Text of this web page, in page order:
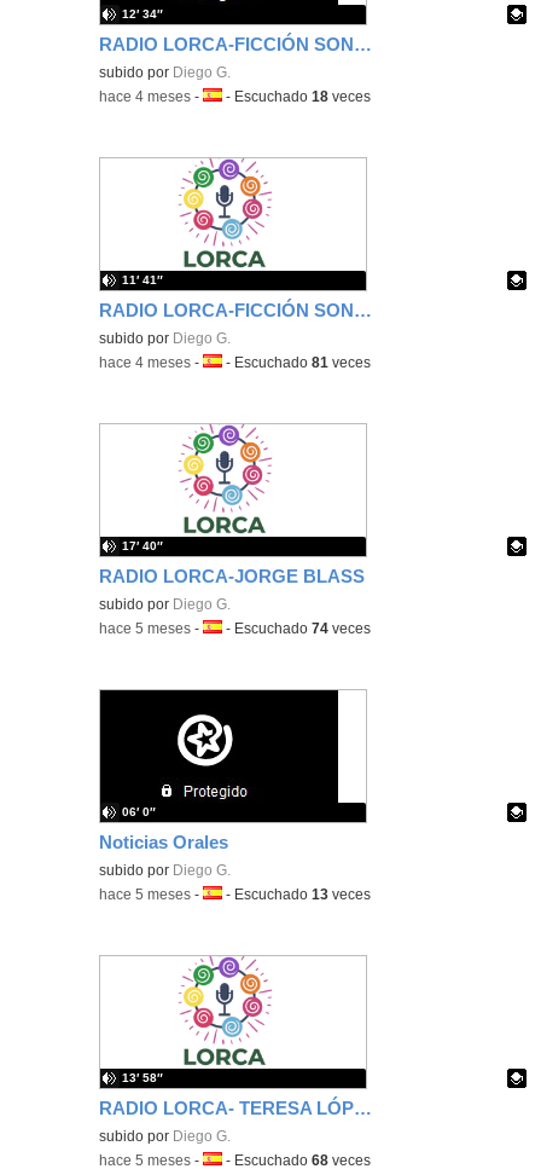
RADIO LORCA-FICCIÓN SONORA- BOTÓN ROJO 2
Contenido educativo.
subido por Diego G.
12′ 34″
-hace 4 meses -Idioma:
- Escuchado18 veces
RADIO LORCA-FICCIÓN SONORA-BOTÓN ROJO
Contenido educativo.
subido por Diego G.
11′ 41″
-hace 4 meses -Idioma:
- Escuchado81 veces
RADIO LORCA-JORGE BLASS
Contenido educativo.
subido por Diego G.
17′ 40″
-hace 5 meses -Idioma:
- Escuchado74 veces
Noticias Orales
Contenido educativo.
subido por Diego G.
06′ 0″
-hace 5 meses -Idioma:
- Escuchado13 veces
RADIO LORCA- TERESA LÓPEZ CERDÁN
Contenido educativo.
subido por Diego G.
13′ 58″
-hace 5 meses -Idioma:
- Escuchado68 veces